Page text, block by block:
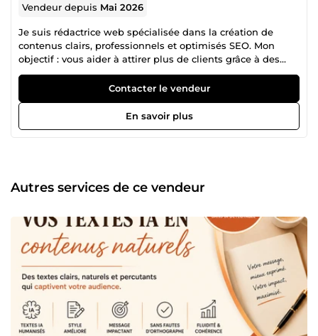
Vendeur depuis Mai 2026
Je suis rédactrice web spécialisée dans la création de
contenus clairs, professionnels et optimisés SEO. Mon
objectif : vous aider à attirer plus de clients grâce à des
textes qui donnent envie de lire… et d’acheter. ✔️ Articles
de blog ✔️ Fiches produits ✔️ Pages de vente ✔️ Réécriture
et correction ✔️ Amélioration de textes générés par IA (Chat
GPT, etc..) 👉 Vous avez utilisé une IA pour rédiger un texte
mais le résultat fait trop &quot;robot&quot;? Je le
rendu sur mesure. 💬 Sérieuse, réactive et à l’écoute, je
m’engage à fournir un travail de qualité dans les délais. 👉
Contacter le vendeur
En savoir plus
Autres services de ce vendeur